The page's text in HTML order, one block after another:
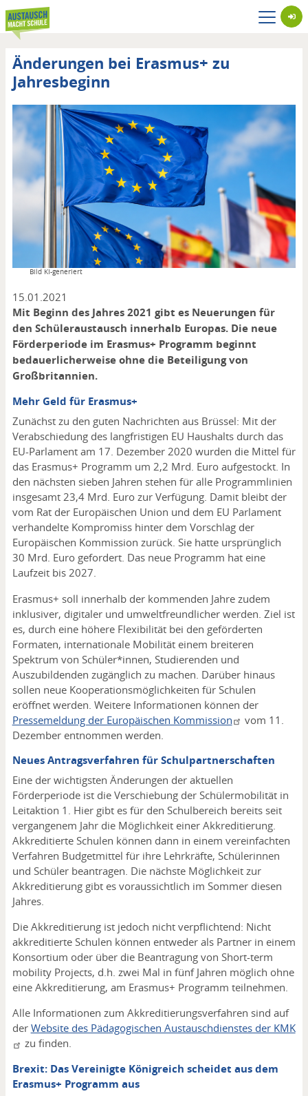
Direkt
zum
Inhalt
Änderungen bei Erasmus+ zu
Jahresbeginn
Copyright
Bild KI-generiert
15.01.2021
Mit Beginn des Jahres 2021 gibt es Neuerungen für
den Schüleraustausch innerhalb Europas. Die neue
Förderperiode im Erasmus+ Programm beginnt
bedauerlicherweise ohne die Beteiligung von
Großbritannien.
Mehr Geld für Erasmus+
Zunächst zu den guten Nachrichten aus Brüssel: Mit der
Verabschiedung des langfristigen EU Haushalts durch das
EU-Parlament am 17. Dezember 2020 wurden die Mittel für
das Erasmus+ Programm um 2,2 Mrd. Euro aufgestockt. In
den nächsten sieben Jahren stehen für alle Programmlinien
insgesamt 23,4 Mrd. Euro zur Verfügung. Damit bleibt der
vom Rat der Europäischen Union und dem EU Parlament
verhandelte Kompromiss hinter dem Vorschlag der
Europäischen Kommission zurück. Sie hatte ursprünglich
30 Mrd. Euro gefordert. Das neue Programm hat eine
Laufzeit bis 2027.
Erasmus+ soll innerhalb der kommenden Jahre zudem
inklusiver, digitaler und umweltfreundlicher werden. Ziel ist
es, durch eine höhere Flexibilität bei den geförderten
Formaten, internationale Mobilität einem breiteren
Spektrum von Schüler*innen, Studierenden und
Auszubildenden zugänglich zu machen. Darüber hinaus
sollen neue Kooperationsmöglichkeiten für Schulen
eröffnet werden. Weitere Informationen können der
Pressemeldung der Europäischen Kommission
vom 11.
Dezember entnommen werden.
Neues Antragsverfahren für Schulpartnerschaften
Eine der wichtigsten Änderungen der aktuellen
Förderperiode ist die Verschiebung der Schülermobilität in
Leitaktion 1. Hier gibt es für den Schulbereich bereits seit
vergangenem Jahr die Möglichkeit einer Akkreditierung.
Akkreditierte Schulen können dann in einem vereinfachten
Verfahren Budgetmittel für ihre Lehrkräfte, Schülerinnen
und Schüler beantragen. Die nächste Möglichkeit zur
Akkreditierung gibt es voraussichtlich im Sommer diesen
Jahres.
Die Akkreditierung ist jedoch nicht verpflichtend: Nicht
akkreditierte Schulen können entweder als Partner in einem
Konsortium oder über die Beantragung von Short-term
mobility Projects, d.h. zwei Mal in fünf Jahren möglich ohne
eine Akkreditierung, am Erasmus+ Programm teilnehmen.
Alle Informationen zum Akkreditierungsverfahren sind auf
der Website des Pädagogischen Austauschdienstes der KMK
zu finden.
Brexit: Das Vereinigte Königreich scheidet aus dem
Erasmus+ Programm aus